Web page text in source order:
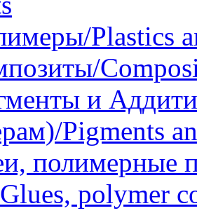
Plastics
и
Pigments
полимерные
polymer